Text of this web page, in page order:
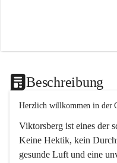
Beschreibung
Herzlich willkommen in der
Viktorsberg ist eines der
Keine Hektik, kein
gesunde Luft und eine